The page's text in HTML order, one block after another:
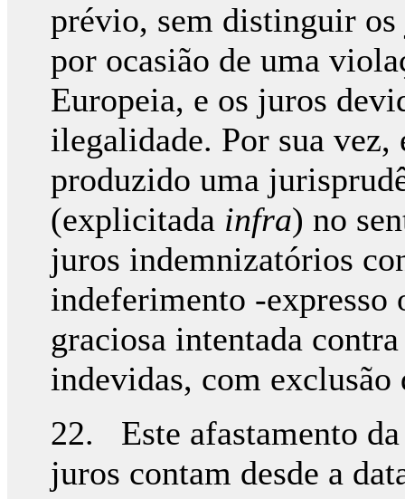
prévio, sem distinguir
por ocasião de uma
Europeia, e os juros
ilegalidade. Por sua vez,
produzido uma
(explicitada infra) no
juros indemnizatórios
indeferimento -expresso
graciosa intentada
indevidas, com
22. Este afastamento
juros contam desde a